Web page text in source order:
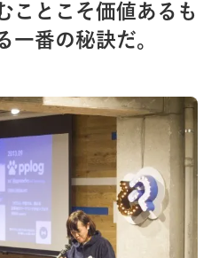
ことこそ価値あるも
一番の秘訣だ。